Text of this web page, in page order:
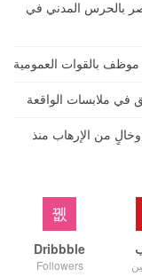
بالحرس المدني في
بالقوات العمومية
في ملابسات الواقعة
من الإرهاب منذ
Dribbble
Followers